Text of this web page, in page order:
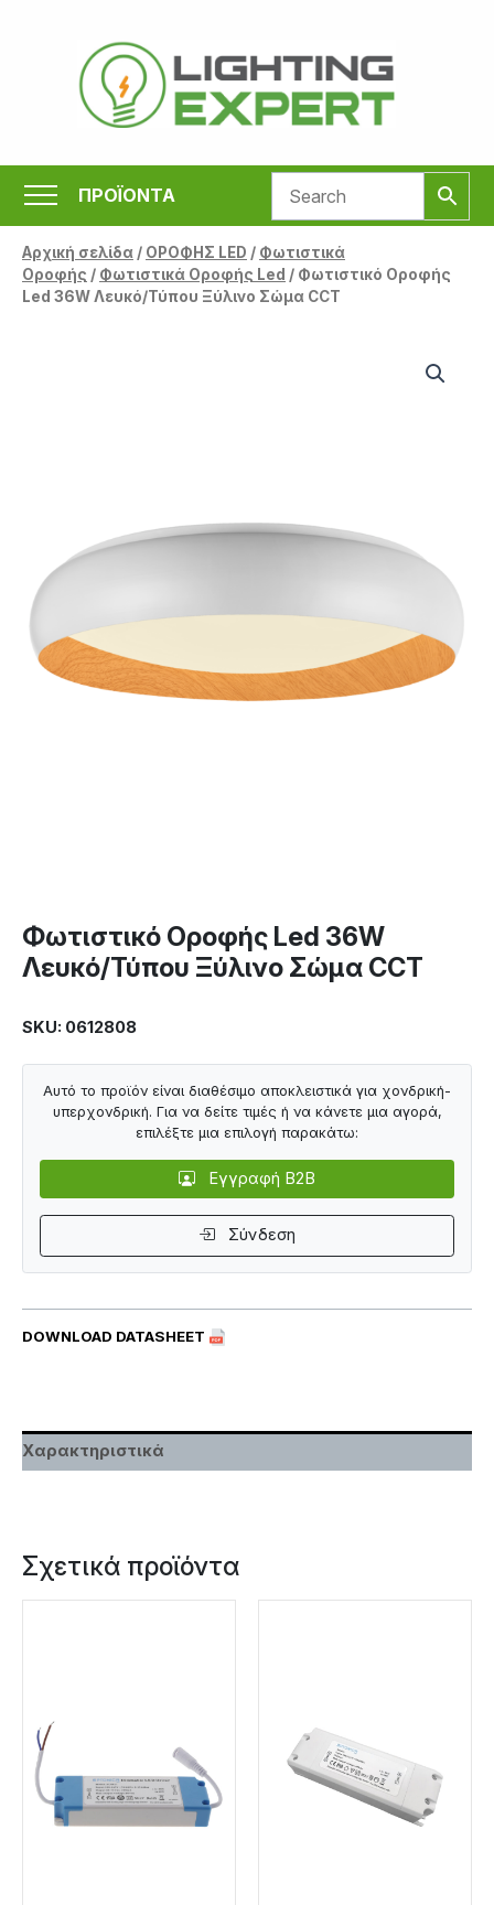
περιεχόμενο
ΠΡΟΪΟΝΤΑ
Αρχική σελίδα/ ΟΡΟΦΗΣ LED / Φωτιστικά
Οροφής / Φωτιστικά Οροφής Led / Φωτιστικό Οροφής
Led 36W Λευκό/Τύπου Ξύλινο Σώμα CCT
Φωτιστικό Οροφής Led 36W
Λευκό/Τύπου Ξύλινο Σώμα CCT
SKU: 0612808
DOWNLOAD DATASHEET
Αυτό το προϊόν είναι διαθέσιμο αποκλειστικά για χονδρική-
υπερχονδρική. Για να δείτε τιμές ή να κάνετε μια αγορά,
επιλέξτε μια επιλογή παρακάτω:
Εγγραφή B2B
Σύνδεση
Χαρακτηριστικά
Σχετικά προϊόντα